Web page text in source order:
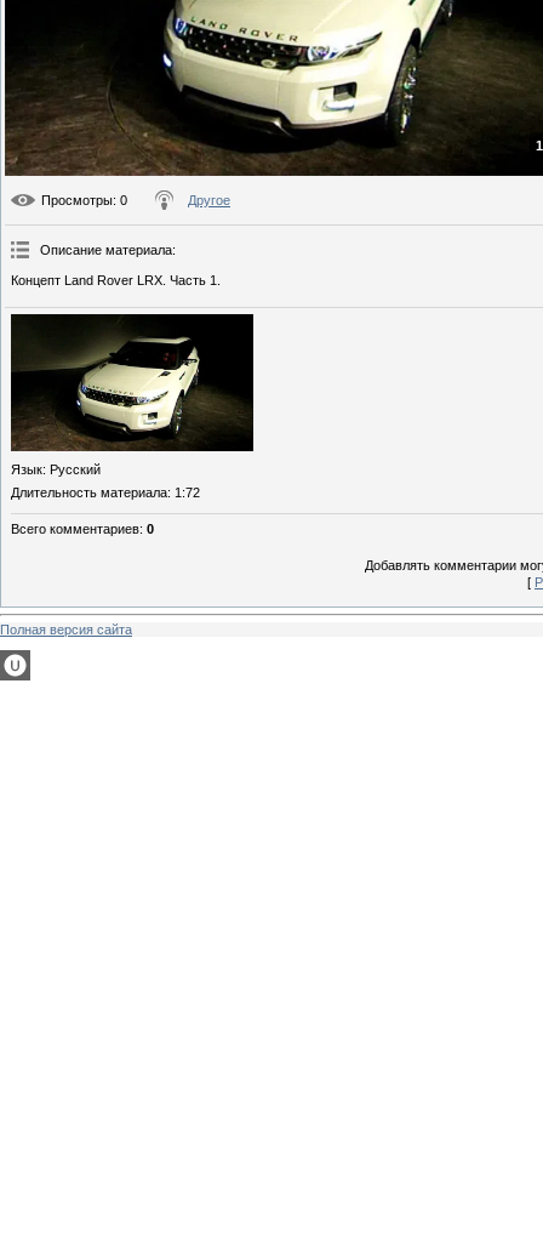
Просмотры: 0 Другое
Описание материала:
Концепт Land Rover LRX. Часть 1.
Язык: Русский
Длительность материала: 1:72
Всего комментариев: 0
Добавлять комментарии
[
Полная версия сайта